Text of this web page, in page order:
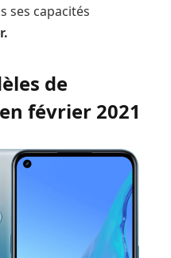
ses capacités
de
février 2021